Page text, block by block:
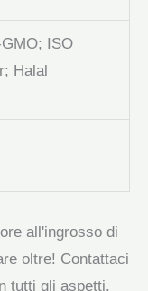
ISO
Halal
all'ingrosso di
oltre! Contattaci
tutti gli aspetti.